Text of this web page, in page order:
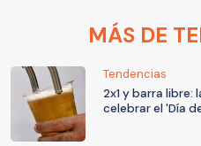
MÁS DE
Tendencias
2x1 y barra
celebrar el 'Día